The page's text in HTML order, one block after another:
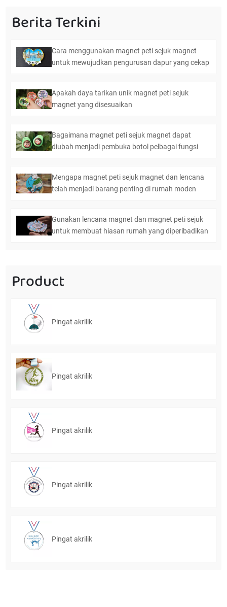
Berita Terkini
Cara menggunakan magnet peti sejuk magnet
untuk mewujudkan pengurusan dapur yang cekap
Apakah daya tarikan unik magnet peti sejuk
magnet yang disesuaikan
Bagaimana magnet peti sejuk magnet dapat
diubah menjadi pembuka botol pelbagai fungsi
Mengapa magnet peti sejuk magnet dan lencana
telah menjadi barang penting di rumah moden
Gunakan lencana magnet dan magnet peti sejuk
untuk membuat hiasan rumah yang diperibadikan
Product
Pingat akrilik
Pingat akrilik
Pingat akrilik
Pingat akrilik
Pingat akrilik